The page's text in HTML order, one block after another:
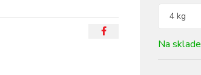
4 kg
Na sklade